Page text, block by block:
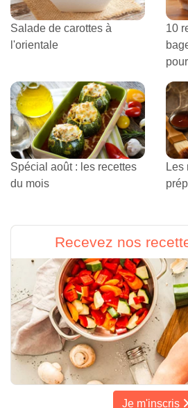
Salade de carottes à
l'orientale
10
Spécial août : les recettes
du mois
Les
Recevez nos
Je m'inscris